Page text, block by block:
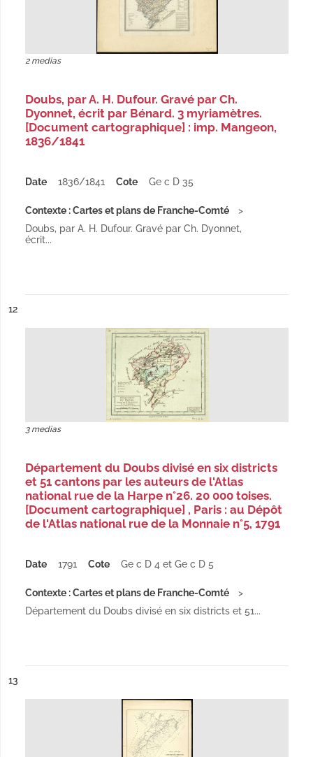
2 medias
Doubs, par A. H. Dufour. Gravé par Ch.
Dyonnet, écrit par Bénard. 3 myriamètres.
[Document cartographique] : imp. Mangeon,
1836/1841
Date 1836/1841 Cote Ge c D 35
Contexte : Cartes et plans de Franche-Comté
Doubs, par A. H. Dufour. Gravé par Ch. Dyonnet,
écrit...
n°
12
3 medias
Département du Doubs divisé en six districts
et 51 cantons par les auteurs de l'Atlas
national rue de la Harpe n°26. 20 000 toises.
[Document cartographique] , Paris : au Dépôt
de l'Atlas national rue de la Monnaie n°5, 1791
Date 1791 Cote Ge c D 4 et Ge c D 5
Contexte : Cartes et plans de Franche-Comté
Département du Doubs divisé en six districts et 51...
n°
13